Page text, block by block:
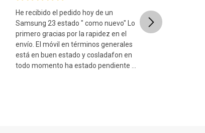
He recibido el pedido hoy de un
Samsung 23 estado " como nuevo" Lo
primero gracias por la rapidez en el
envío. El móvil en términos generales
está en buen estado y cosladafon en
todo momento ha estado pendiente de
Muy contento
está en un
fue muy
Next